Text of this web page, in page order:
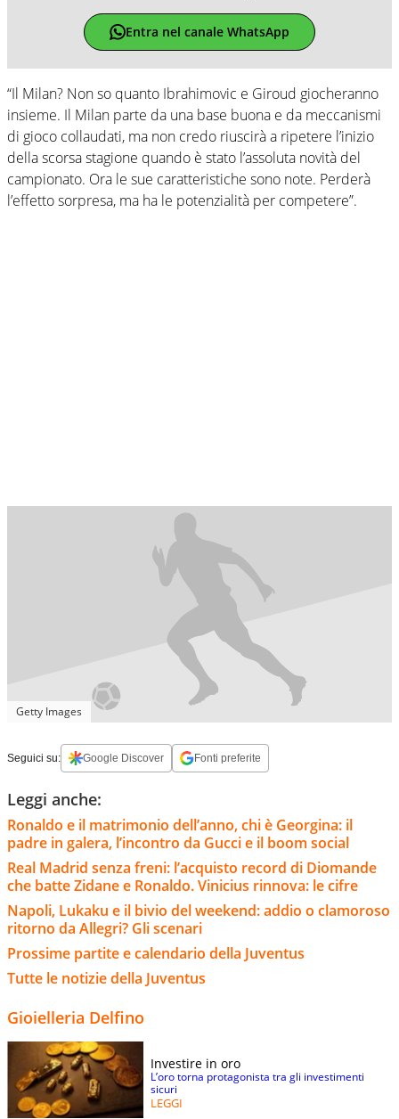
Entra nel canale WhatsApp
“Il Milan? Non so quanto Ibrahimovic e Giroud giocheranno
insieme. Il Milan parte da una base buona e da meccanismi
di gioco collaudati, ma non credo riuscirà a ripetere l’inizio
della scorsa stagione quando è stato l’assoluta novità del
campionato. Ora le sue caratteristiche sono note. Perderà
l’effetto sorpresa, ma ha le potenzialità per competere”.
Getty Images
Seguici su: Google Discover Fonti preferite
Leggi anche:
Ronaldo e il matrimonio dell’anno, chi è Georgina: il
padre in galera, l’incontro da Gucci e il boom social
Real Madrid senza freni: l’acquisto record di Diomande
che batte Zidane e Ronaldo. Vinicius rinnova: le cifre
Napoli, Lukaku e il bivio del weekend: addio o clamoroso
ritorno da Allegri? Gli scenari
Prossime partite e calendario della Juventus
Tutte le notizie della Juventus
Gioielleria Delfino
Investire in oro
L’oro torna protagonista tra gli investimenti
sicuri
LEGGI